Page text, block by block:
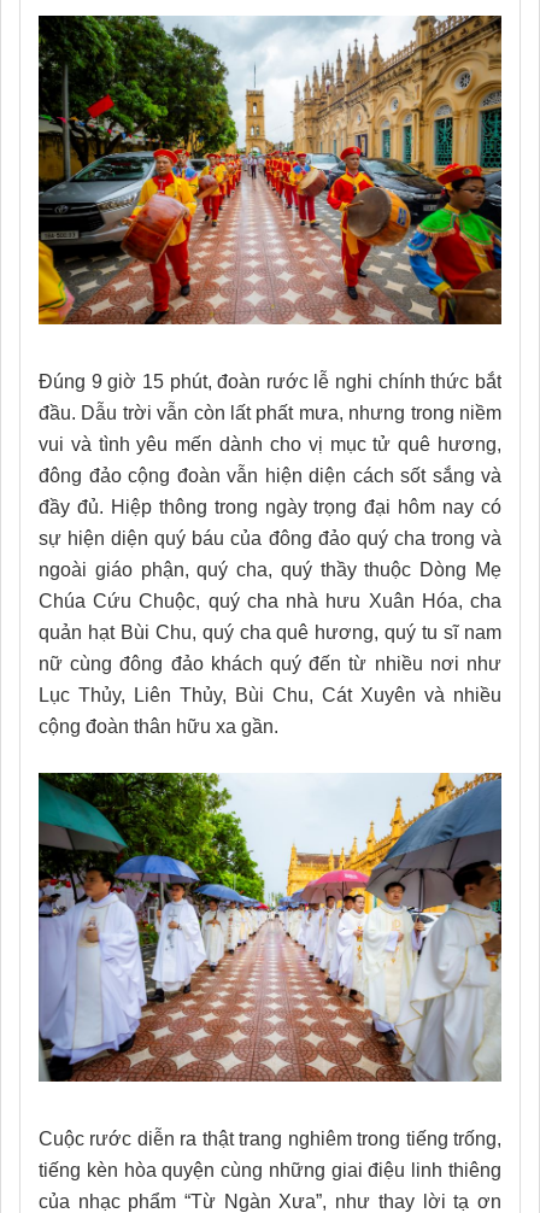
Đúng 9 giờ 15 phút, đoàn rước lễ nghi chính thức bắt
đầu. Dẫu trời vẫn còn lất phất mưa, nhưng trong niềm
vui và tình yêu mến dành cho vị mục tử quê hương,
đông đảo cộng đoàn vẫn hiện diện cách sốt sắng và
đầy đủ. Hiệp thông trong ngày trọng đại hôm nay có
sự hiện diện quý báu của đông đảo quý cha trong và
ngoài giáo phận, quý cha, quý thầy thuộc Dòng Mẹ
Chúa Cứu Chuộc, quý cha nhà hưu Xuân Hóa, cha
quản hạt Bùi Chu, quý cha quê hương, quý tu sĩ nam
nữ cùng đông đảo khách quý đến từ nhiều nơi như
Lục Thủy, Liên Thủy, Bùi Chu, Cát Xuyên và nhiều
cộng đoàn thân hữu xa gần.
Cuộc rước diễn ra thật trang nghiêm trong tiếng trống,
tiếng kèn hòa quyện cùng những giai điệu linh thiêng
của nhạc phẩm “Từ Ngàn Xưa”, như thay lời tạ ơn